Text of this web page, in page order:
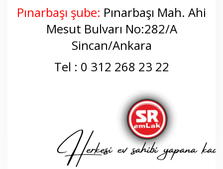
Pınarbaşı şube: Pınarbaşı Mah. Ahi
Mesut Bulvarı No:282/A
Sincan/Ankara
Tel : 0 312 268 23 22